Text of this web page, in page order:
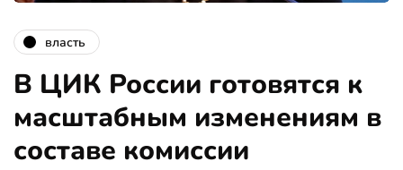
власть
В ЦИК России готовятся к
масштабным изменениям в
составе комиссии